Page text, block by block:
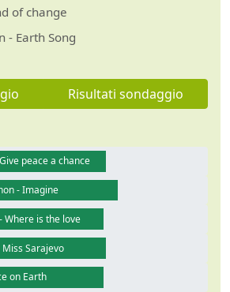
of change
- Earth Song
Risultati sondaggio
peace a chance
- Imagine
Where is the love
Miss Sarajevo
on Earth